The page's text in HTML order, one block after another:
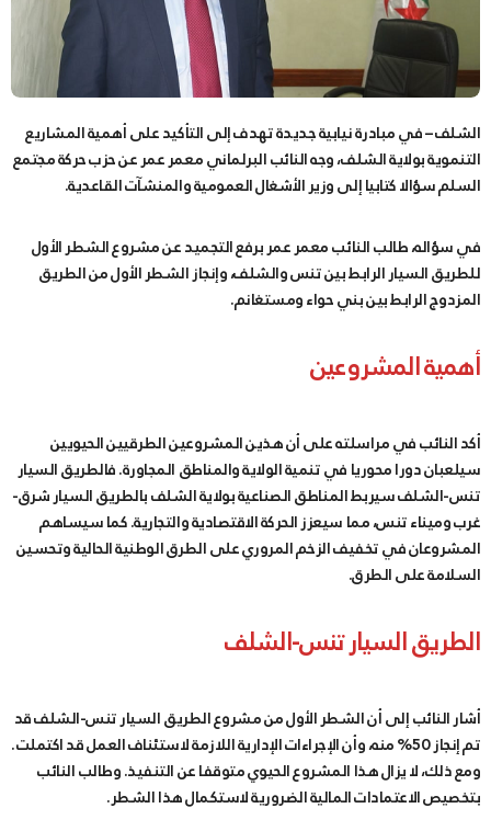
الشلف – في مبادرة نيابية جديدة تهدف إلى التأكيد على أهمية المشاريع
التنموية بولاية الشلف، وجه النائب البرلماني معمر عمر عن حزب حركة مجتمع
السلم سؤالا كتابيا إلى وزير الأشغال العمومية والمنشآت القاعدية.
في سؤاله، طالب النائب معمر عمر برفع التجميد عن مشروع الشطر الأول
للطريق السيار الرابط بين تنس والشلف، وإنجاز الشطر الأول من الطريق
المزدوج الرابط بين بني حواء ومستغانم.
أهمية المشروعين
أكد النائب في مراسلته على أن هذين المشروعين الطرقيين الحيويين
سيلعبان دورا محوريا في تنمية الولاية والمناطق المجاورة. فالطريق السيار
تنس-الشلف سيربط المناطق الصناعية بولاية الشلف بالطريق السيار شرق-
غرب وميناء تنس، مما سيعزز الحركة الاقتصادية والتجارية. كما سيساهم
المشروعان في تخفيف الزخم المروري على الطرق الوطنية الحالية وتحسين
السلامة على الطرق.
الطريق السيار تنس-الشلف
أشار النائب إلى أن الشطر الأول من مشروع الطريق السيار تنس-الشلف قد
تم إنجاز 50% منه، وأن الإجراءات الإدارية اللازمة لاستئناف العمل قد اكتملت.
ومع ذلك، لا يزال هذا المشروع الحيوي متوقفا عن التنفيذ. وطالب النائب
بتخصيص الاعتمادات المالية الضرورية لاستكمال هذا الشطر.